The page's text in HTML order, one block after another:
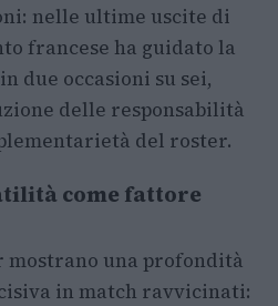
nelle ultime uscite di
francese ha guidato la
due occasioni su sei,
delle responsabilità
del roster.
come fattore
mostrano una profondità
in match ravvicinati: